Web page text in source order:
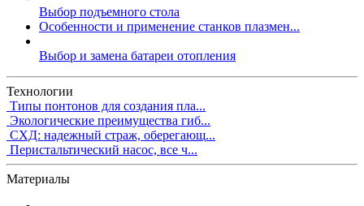
Выбор подъемного стола
Особенности и применение станков плазмен...
Выбор и замена батареи отопления
Технологии
Типы понтонов для создания пла...
Экологические преимущества гиб...
СХД: надежный страж, оберегающ...
Перистальтический насос, все ч...
Материалы